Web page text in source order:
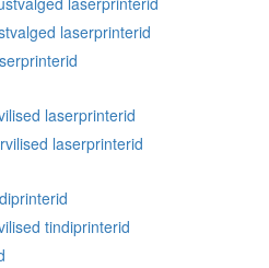
laserprinterid
laserprinterid
laserprinterid
tindiprinterid